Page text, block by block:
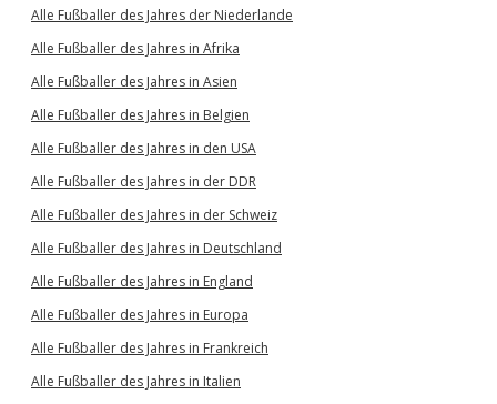
Alle Fußballer des Jahres der Niederlande
Alle Fußballer des Jahres in Afrika
Alle Fußballer des Jahres in Asien
Alle Fußballer des Jahres in Belgien
Alle Fußballer des Jahres in den USA
Alle Fußballer des Jahres in der DDR
Alle Fußballer des Jahres in der Schweiz
Alle Fußballer des Jahres in Deutschland
Alle Fußballer des Jahres in England
Alle Fußballer des Jahres in Europa
Alle Fußballer des Jahres in Frankreich
Alle Fußballer des Jahres in Italien